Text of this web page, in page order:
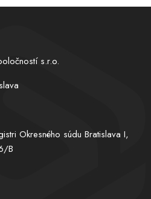
s.r.o.
Okresného súdu Bratislava I,
B